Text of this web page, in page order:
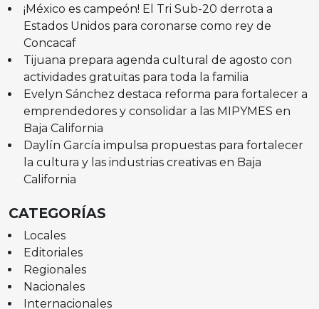
¡México es campeón! El Tri Sub-20 derrota a
Estados Unidos para coronarse como rey de
Concacaf
Tijuana prepara agenda cultural de agosto con
actividades gratuitas para toda la familia
Evelyn Sánchez destaca reforma para fortalecer a
emprendedores y consolidar a las MIPYMES en
Baja California
Daylín García impulsa propuestas para fortalecer
la cultura y las industrias creativas en Baja
California
CATEGORÍAS
Locales
Editoriales
Regionales
Nacionales
Internacionales